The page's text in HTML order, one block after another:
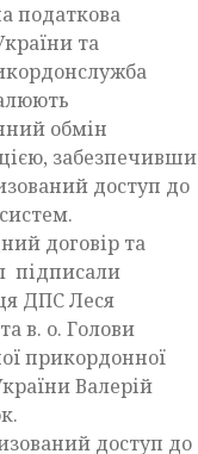
податкова
та
обмін
забезпечивши
доступ до
договір та
підписали
ДПС Леся
в. о. Голови
прикордонної
Валерій
доступ до